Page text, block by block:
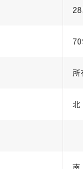
所
北
南